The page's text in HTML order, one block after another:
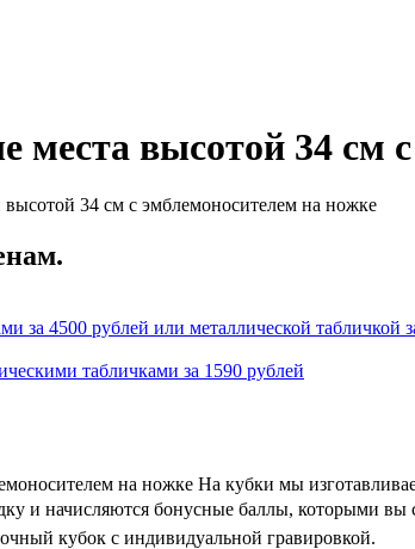
места высотой 34 см
34 см с эмблемоносителем на ножке
за 4500 рублей или металлической табличкой
табличками за 1590 рублей
на ножке На кубки мы
и начисляются бонусные баллы, которыми
кубок с индивидуальной гравировкой.